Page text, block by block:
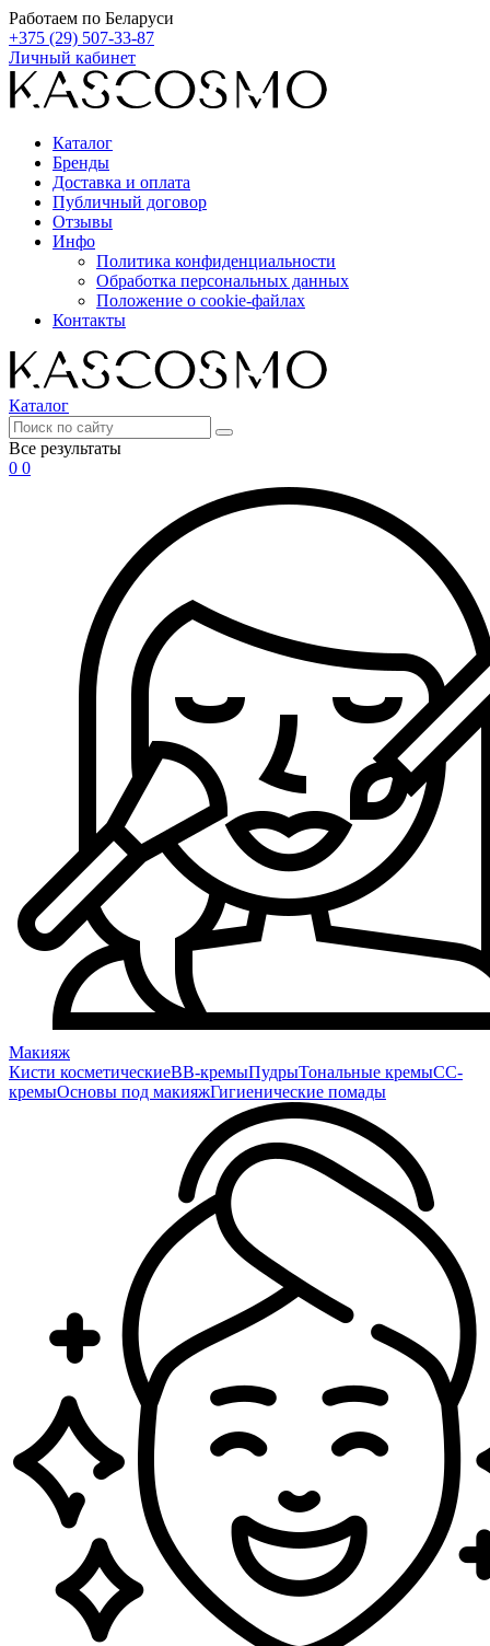
Работаем по Беларуси
+375 (29) 507-33-87
Личный кабинет
Каталог
Бренды
Доставка и оплата
Публичный договор
Отзывы
Инфо
Политика конфиденциальности
Обработка персональных данных
Положение о cookie-файлах
Контакты
Каталог
Все результаты
0 0
Макияж
Кисти косметическиеBB-кремыПудрыТональные кремыCC-
кремыОсновы под макияжГигиенические помады